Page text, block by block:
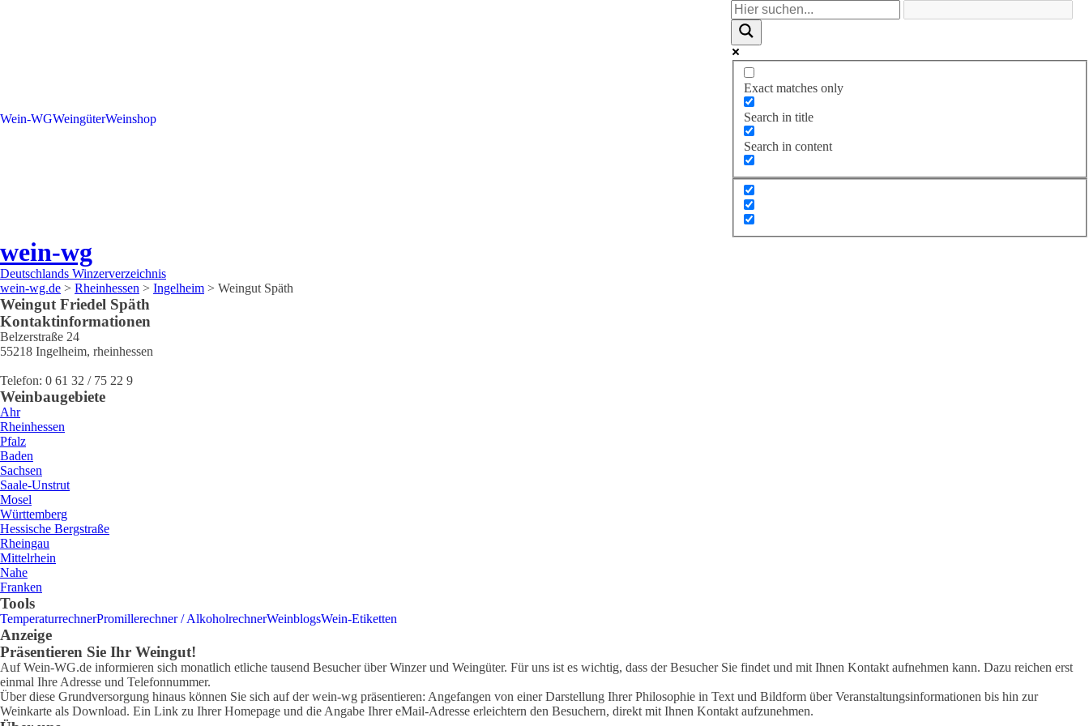
Wein-WGWeingüterWeinshop
Exact matches only
Search in title
Search in content
wein-wg
Deutschlands Winzerverzeichnis
wein-wg.de > Rheinhessen > Ingelheim > Weingut Späth
Weingut Friedel Späth
Kontaktinformationen
Belzerstraße 24
55218 Ingelheim, rheinhessen
Telefon: 0 61 32 / 75 22 9
Weinbaugebiete
Ahr
Rheinhessen
Pfalz
Baden
Sachsen
Saale-Unstrut
Mosel
Württemberg
Hessische Bergstraße
Rheingau
Mittelrhein
Nahe
Franken
Tools
TemperaturrechnerPromillerechner / AlkoholrechnerWeinblogsWein-Etiketten
Anzeige
Präsentieren Sie Ihr Weingut!
Auf Wein-WG.de informieren sich monatlich etliche tausend Besucher über Winzer und Weingüter. Für uns ist es wichtig, dass der Besucher Sie findet und mit Ihnen Kontakt aufnehmen kann. Dazu reichen erst
einmal Ihre Adresse und Telefonnummer.
Über diese Grundversorgung hinaus können Sie sich auf der wein-wg präsentieren: Angefangen von einer Darstellung Ihrer Philosophie in Text und Bildform über Veranstaltungsinformationen bis hin zur
Weinkarte als Download. Ein Link zu Ihrer Homepage und die Angabe Ihrer eMail-Adresse erleichtern den Besuchern, direkt mit Ihnen Kontakt aufzunehmen.